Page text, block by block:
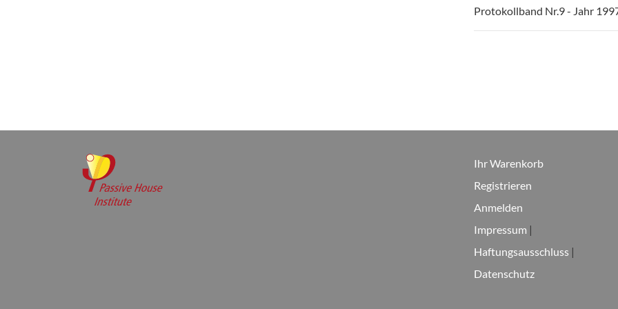
Protokollband Nr.9 - Jahr
Ihr Warenkorb
Registrieren
Anmelden
Impressum |
Haftungsausschluss |
Datenschutz